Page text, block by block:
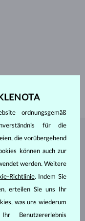
ATELIER
ordnungsgemäß
für die
die vorübergehend
können auch zur
werden. Weitere
Richtlinie. Indem Sie
erteilen Sie uns Ihr
was uns wiederum
Benutzererlebnis